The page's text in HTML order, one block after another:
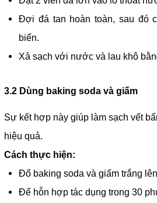
Đợi đá tan hoàn toàn, sau đó
biển.
Xả sạch với nước và lau khô
3.2 Dùng baking soda và giấm
Sự kết hợp này giúp làm sạch vết
hiệu quả.
Cách thực hiện:
Đổ baking soda và giấm trắng
Để hỗn hợp tác dụng trong 30